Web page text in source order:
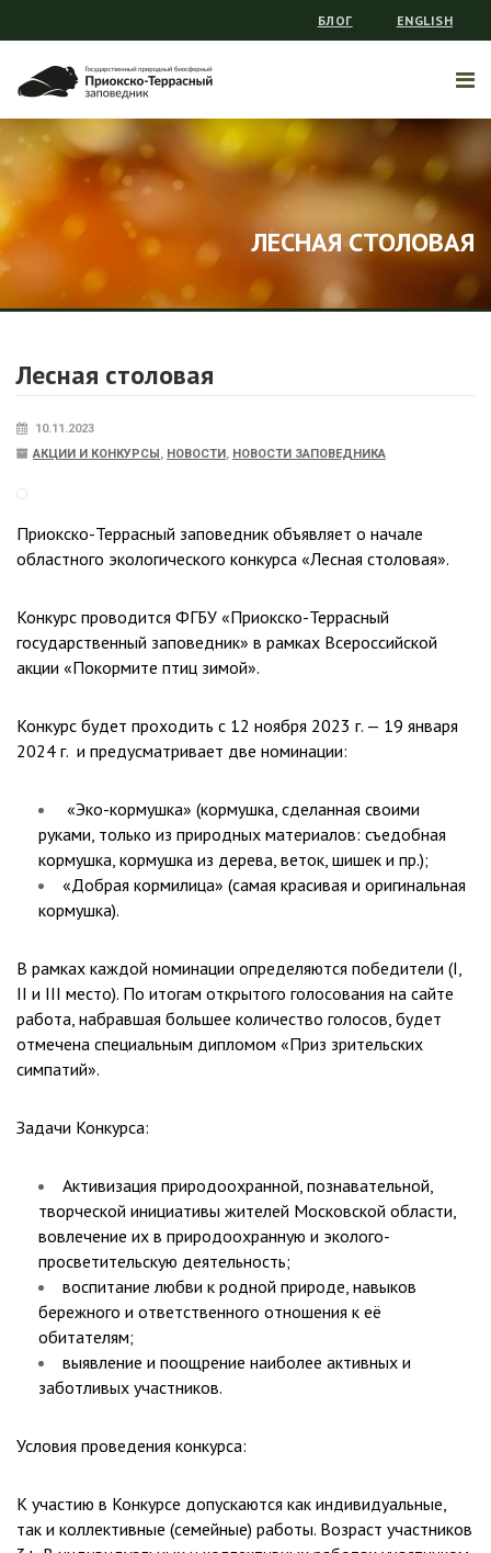
БЛОГ ENGLISH
ЛЕСНАЯ СТОЛОВАЯ
Лесная столовая
10.11.2023
АКЦИИ И КОНКУРСЫ, НОВОСТИ, НОВОСТИ ЗАПОВЕДНИКА
Приокско-Террасный заповедник объявляет о начале
областного экологического конкурса «Лесная столовая».
Конкурс проводится ФГБУ «Приокско-Террасный
государственный заповедник» в рамках Всероссийской
акции «Покормите птиц зимой».
Конкурс будет проходить с 12 ноября 2023 г. — 19 января
2024 г. и предусматривает две номинации:
«Эко-кормушка» (кормушка, сделанная своими
руками, только из природных материалов: съедобная
кормушка, кормушка из дерева, веток, шишек и пр.);
«Добрая кормилица» (самая красивая и оригинальная
кормушка).
В рамках каждой номинации определяются победители (I,
II и III место). По итогам открытого голосования на сайте
работа, набравшая большее количество голосов, будет
отмечена специальным дипломом «Приз зрительских
симпатий».
Задачи Конкурса:
Активизация природоохранной, познавательной,
творческой инициативы жителей Московской области,
вовлечение их в природоохранную и эколого-
просветительскую деятельность;
воспитание любви к родной природе, навыков
бережного и ответственного отношения к её
обитателям;
выявление и поощрение наиболее активных и
заботливых участников.
Условия проведения конкурса:
К участию в Конкурсе допускаются как индивидуальные,
так и коллективные (семейные) работы. Возраст участников